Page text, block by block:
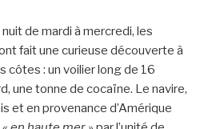
de mardi à mercredi, les
fait une curieuse découverte à
côtes : un voilier long de 16
une tonne de cocaïne. Le navire,
et en provenance d’Amérique